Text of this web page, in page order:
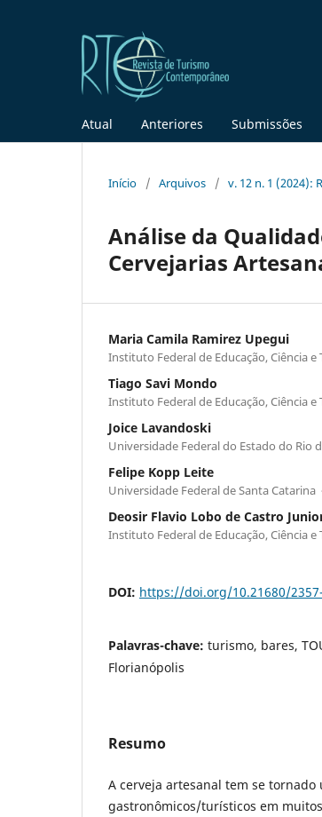
Atual Anteriores Submissões
Início / Arquivos / v. 12 n. 1 (2024):
Análise da
Cervejarias
Maria Camila Ramirez Upegui
Instituto Federal de Educação, Ciência e
Tiago Savi Mondo
Instituto Federal de Educação, Ciência e
Joice Lavandoski
Universidade Federal do Estado do Rio
Felipe Kopp Leite
Universidade Federal de Santa Catarina
Deosir Flavio Lobo de Castro
Instituto Federal de Educação, Ciência e
DOI: https://doi.org/10.21680/
Palavras-chave: turismo, bares,
Florianópolis
Resumo
A cerveja artesanal tem se
gastronômicos/turísticos em